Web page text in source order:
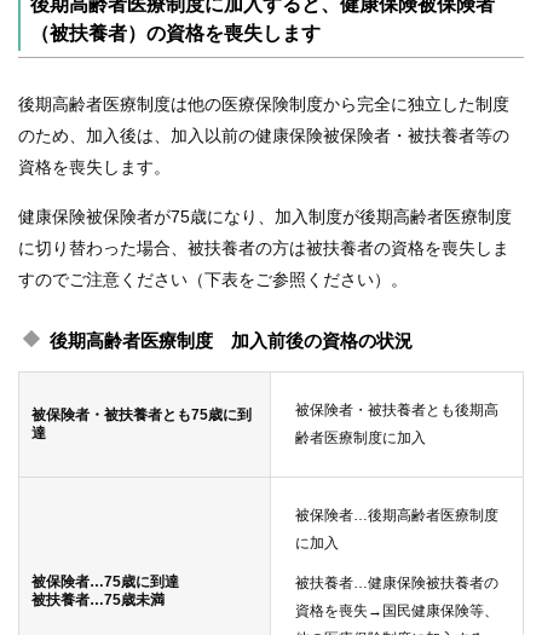
後期高齢者医療制度に加入すると、健康保険被保険者
（被扶養者）の資格を喪失します
後期高齢者医療制度は他の医療保険制度から完全に独立した制度
のため、加入後は、加入以前の健康保険被保険者・被扶養者等の
資格を喪失します。
健康保険被保険者が75歳になり、加入制度が後期高齢者医療制度
に切り替わった場合、被扶養者の方は被扶養者の資格を喪失しま
すのでご注意ください（下表をご参照ください）。
後期高齢者医療制度 加入前後の資格の状況
被保険者・被扶養者とも75歳に到
達
被保険者・被扶養者とも後期高
齢者医療制度に加入
被保険者…75歳に到達
被扶養者…75歳未満
被保険者…後期高齢者医療制度
に加入
被扶養者…健康保険被扶養者の
資格を喪失→国民健康保険等、